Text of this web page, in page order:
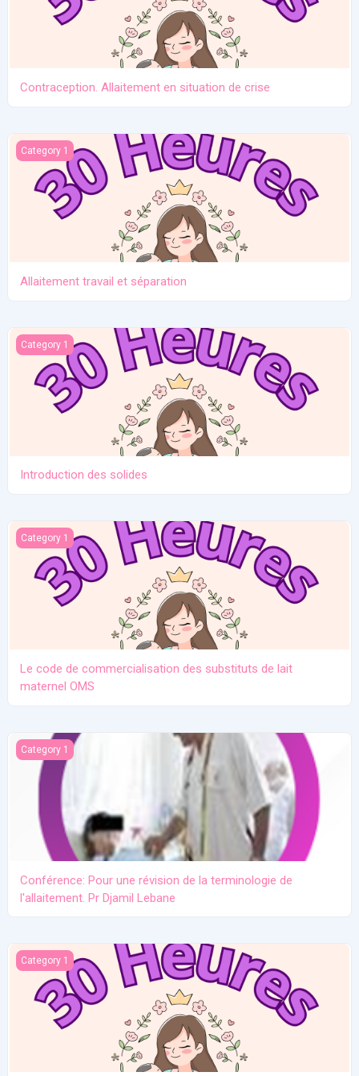
Contraception. Allaitement en situation de crise
Allaitement travail et séparation
Category 1
Allaitement travail et séparation
Introduction des solides
Category 1
Introduction des solides
Le code de commercialisation des substituts de lait maternel
Category 1
Le code de commercialisation des substituts de lait
maternel OMS
Conférence: Pour une révision de la terminologie de l'allaitement.
Category 1
Conférence: Pour une révision de la terminologie de
l'allaitement. Pr Djamil Lebane
Les problèmes communs en allaitement maternel
Category 1